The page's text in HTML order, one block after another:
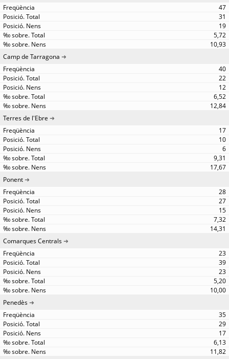
47
31
19
5,72
10,93
Camp de Tarragona
40
22
12
6,52
12,84
Terres de l'Ebre
17
10
6
9,31
17,67
Ponent
28
27
15
7,32
14,31
Comarques Centrals
23
39
23
5,20
10,00
Penedès
35
29
17
6,13
11,82